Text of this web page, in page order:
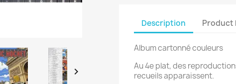

Description Product
Album cartonné couleurs
Au 4e plat, des
recueils apparaissent.